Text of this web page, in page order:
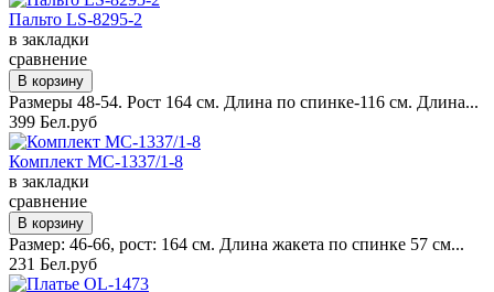
Пальто LS-8295-2
в закладки
сравнение
Размеры 48-54. Рост 164 см. Длина по спинке-116 см. Длина...
399 Бел.руб
Комплект MC-1337/1-8
в закладки
сравнение
Размер: 46-66, рост: 164 см. Длина жакета по спинке 57 см...
231 Бел.руб